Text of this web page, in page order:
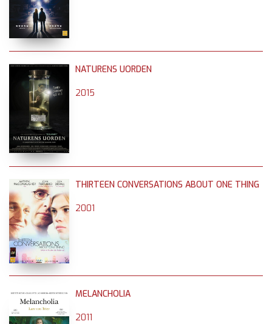
NATURENS UORDEN
2015
THIRTEEN CONVERSATIONS ABOUT ONE THING
2001
MELANCHOLIA
2011